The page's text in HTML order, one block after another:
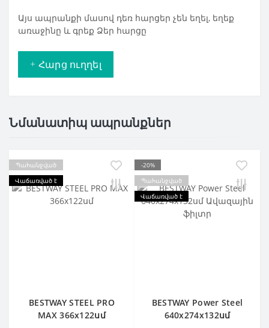
Այս ապրանքի մասով դեռ հարցեր չեն եղել, եղեք
առաջինը և գրեք Ձեր հարցը
+ Հարց ուղղել
Նմանատիպ ապրանքներ
Պահանջված
Վաճառված է
BESTWAY STEEL PRO
MAX 366х122սմ
-20%
Պահանջված
Վաճառված է
BESTWAY Power Steel
640х274х132սմ